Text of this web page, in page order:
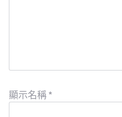
顯示名稱 *